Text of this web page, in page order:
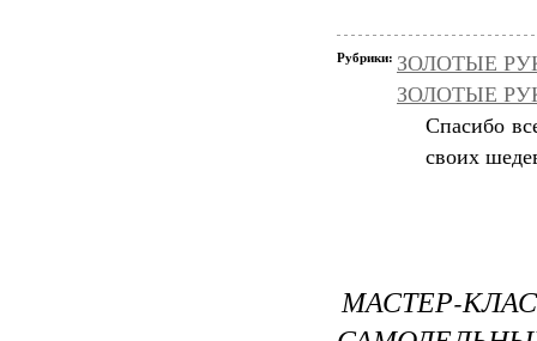
Рубрики: ЗОЛОТЫЕ
ЗОЛОТЫЕ
Спасибо
своих
МАСТЕР-